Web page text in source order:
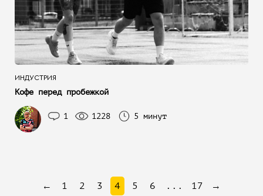
ИНДУСТРИЯ
Кофе перед пробежкой
1 1228 5 минут
← 1 2 3 4 5 6 ... 17 →